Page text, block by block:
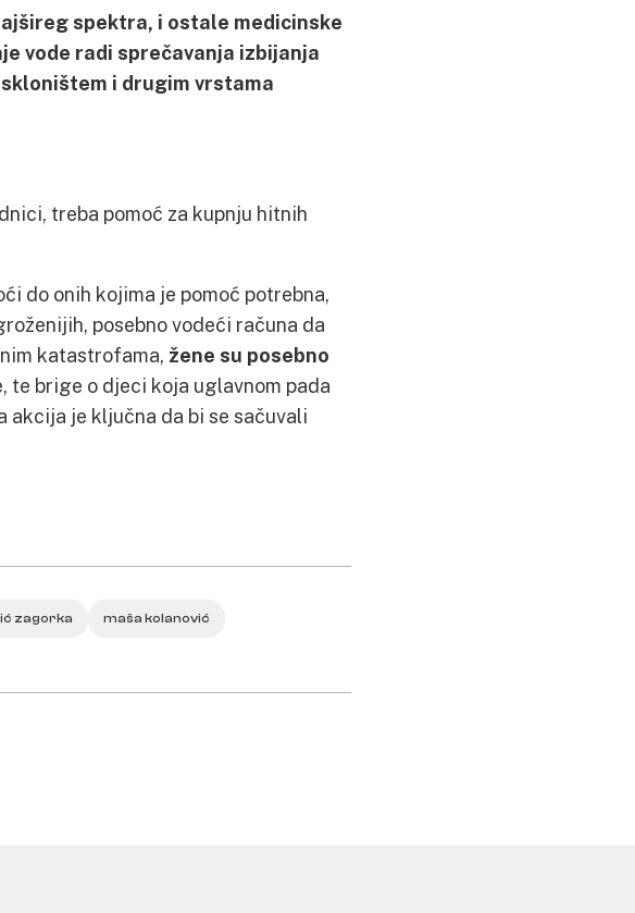
spektra, i ostale medicinske
vode radi sprečavanja izbijanja
i drugim vrstama
treba pomoć za kupnju hitnih
do onih kojima je pomoć potrebna,
posebno vodeći računa da
katastrofama, žene su posebno
brige o djeci koja uglavnom pada
akcija je ključna da bi se sačuvali
zagorka maša kolanović